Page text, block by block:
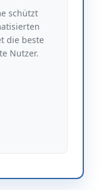
schützt
die beste
Nutzer.